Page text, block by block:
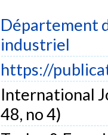
Département
industriel
https://
International
48, no 4)